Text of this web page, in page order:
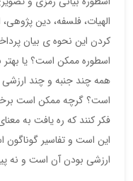
الهیات، فلسفه، دین
کردن این نحوه ی بیان
اسطوره ممکن است؟ یا
همه چند جنبه و چند ارزشی
است؟ گرچه ممکن است
فکر کنند که ره یافت به
این است و تفاسیر
ارزشی بودن آن است و نه